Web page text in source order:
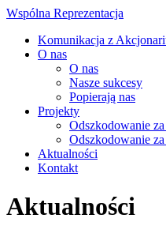
Wspólna Reprezentacja
Komunikacja z
O nas
O nas
Nasze sukcesy
Popierają nas
Projekty
Odszkodowanie
Odszkodowanie
Aktualności
Kontakt
Aktualności